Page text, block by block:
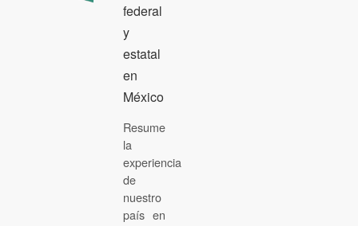
federal
y
estatal
en
México
Resume
la
experiencia
de
nuestro
país en